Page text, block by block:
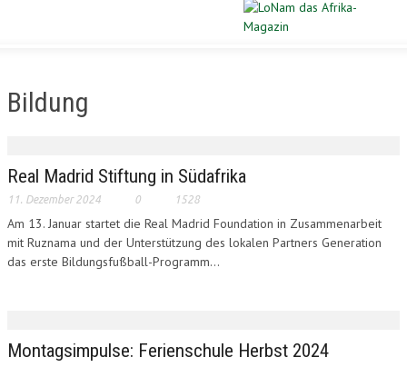
DIASPORA
WIRTSCHAFT
KULTUR
Bildung
Real Madrid Stiftung in Südafrika
11. Dezember 2024 0 1528
Am 13. Januar startet die Real Madrid Foundation in Zusammenarbeit
mit Ruznama und der Unterstützung des lokalen Partners Generation
das erste Bildungsfußball-Programm...
Montagsimpulse: Ferienschule Herbst 2024